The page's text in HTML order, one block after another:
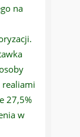
na
realiami
27,5%
w